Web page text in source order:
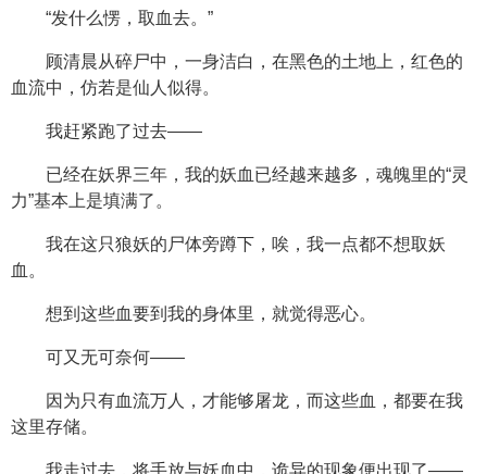
“发什么愣，取血去。”
顾清晨从碎尸中，一身洁白，在黑色的土地上，红色的
血流中，仿若是仙人似得。
我赶紧跑了过去——
已经在妖界三年，我的妖血已经越来越多，魂魄里的“灵
力”基本上是填满了。
我在这只狼妖的尸体旁蹲下，唉，我一点都不想取妖
血。
想到这些血要到我的身体里，就觉得恶心。
可又无可奈何——
因为只有血流万人，才能够屠龙，而这些血，都要在我
这里存储。
我走过去，将手放与妖血中，诡异的现象便出现了——